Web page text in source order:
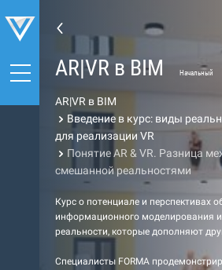
AR|VR в BIM Начальный
AR|VR в BIM
Введение в курс: виды
для реализации VR
Понятие AR & VR. Разница
смешанной реальностями
Курс о потенциале и перспективах
информационного моделирования
реальности, которые дополняют
Специалисты FORMA